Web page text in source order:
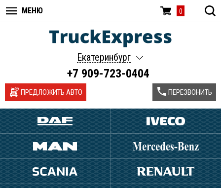
МЕНЮ 0
Екатеринбург
+7 909-723-0404
ПРЕДЛОЖИТЬ АВТО